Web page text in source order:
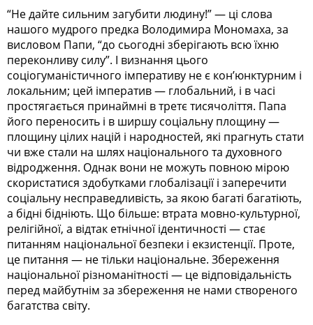
“Не дайте сильним загубити людину!” — ці слова
нашого мудрого предка Володимира Мономаха, за
висловом Папи, “до сьогодні зберігають всю їхню
переконливу силу”. І визнання цього
соціогуманістичного імперативу не є кон’юнктурним і
локальним; цей імператив — глобальний, і в часі
простягається принаймні в третє тисячоліття. Папа
його переносить і в ширшу соціальну площину —
площину цілих націй і народностей, які прагнуть стати
чи вже стали на шлях національного та духовного
відродження. Однак вони не можуть повною мірою
скористатися здобутками глобалізації і заперечити
соціальну несправедливість, за якою багаті багатіють,
а бідні бідніють. Що більше: втрата мовно-культурної,
релігійної, а відтак етнічної ідентичності — стає
питанням національної безпеки і екзистенції. Проте,
це питання — не тільки національне. Збереження
національної різноманітності — це відповідальність
перед майбутнім за збереження не нами створеного
багатства світу.